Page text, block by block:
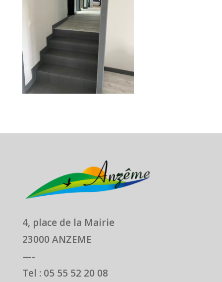
4, place de la Mairie
23000 ANZEME
—-
Tel : 05 55 52 20 08